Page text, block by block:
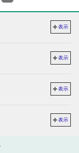
表示
表示
表示
表示